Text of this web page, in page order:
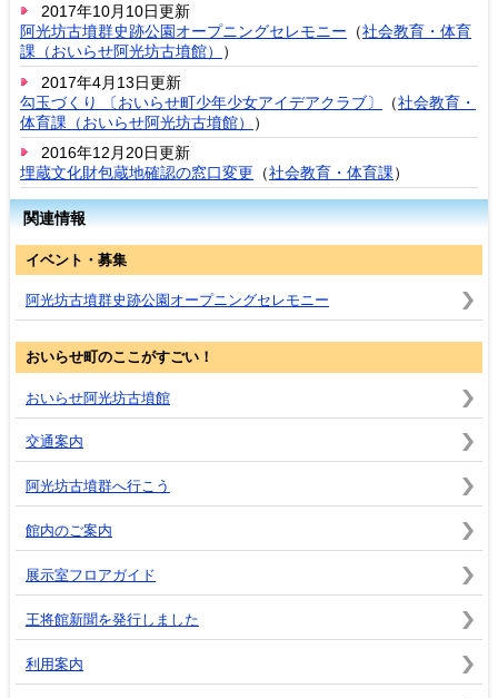
2017年10月10日更新
阿光坊古墳群史跡公園オープニングセレモニー （社会教育・体育
課（おいらせ阿光坊古墳館）
）
2017年4月13日更新
勾玉づくり 〔おいらせ町少年少女アイデアクラブ〕
（社会教育・
体育課（おいらせ阿光坊古墳館）
）
2016年12月20日更新
埋蔵文化財包蔵地確認の窓口変更 （社会教育・体育課）
関連情報
イベント・募集
阿光坊古墳群史跡公園オープニングセレモニー
おいらせ町のここがすごい！
おいらせ阿光坊古墳館
交通案内
阿光坊古墳群へ行こう
館内のご案内
展示室フロアガイド
王将館新聞を発行しました
利用案内